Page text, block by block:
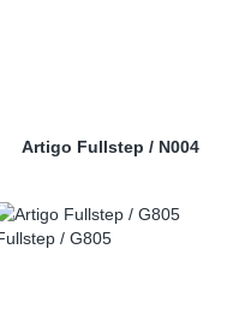
Artigo Fullstep / N004